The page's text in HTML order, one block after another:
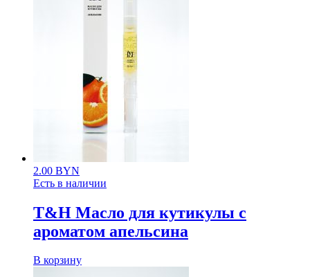
2.00 BYN
Есть в наличии
T&H Масло для кутикулы с
ароматом апельсина
В корзину